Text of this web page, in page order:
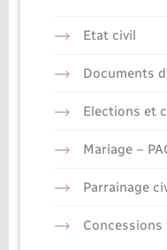
Etat civil
Documents
Elections et
Mariage –
Parrainage
Concessions